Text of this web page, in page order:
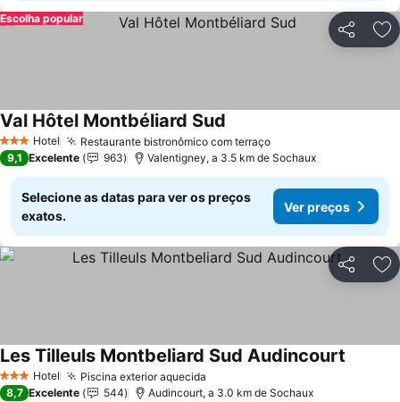
Partilhar
Escolha popular
3 EstrelasHotel Restaurante bistronômico com terraçoVer preços
Val Hôtel Montbéliard Sud
9,1 Excelente 963 Valentigney, a 3.5 km de Sochaux
Selecione as datas para ver os preços
exatos.
Ver preços
Partilhar
3 EstrelasHotel Piscina exterior aquecida
Les Tilleuls Montbeliard Sud Audincourt
8,7 Excelente 544 Audincourt, a 3.0 km de Sochaux